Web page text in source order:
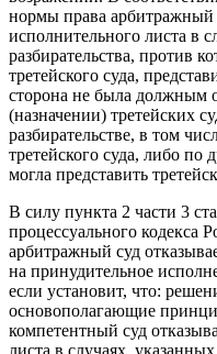
нормы права арбитражный
исполнительного листа в
разбирательства, против
третейского суда,
сторона не была должным
(назначении) третейских
разбирательстве, в том
третейского суда, либо
могла представить
В силу пункта 2 части 3
процессуального кодекса
арбитражный суд
на принудительное
если установит, что:
основополагающие
компетентный суд
листа в случаях,